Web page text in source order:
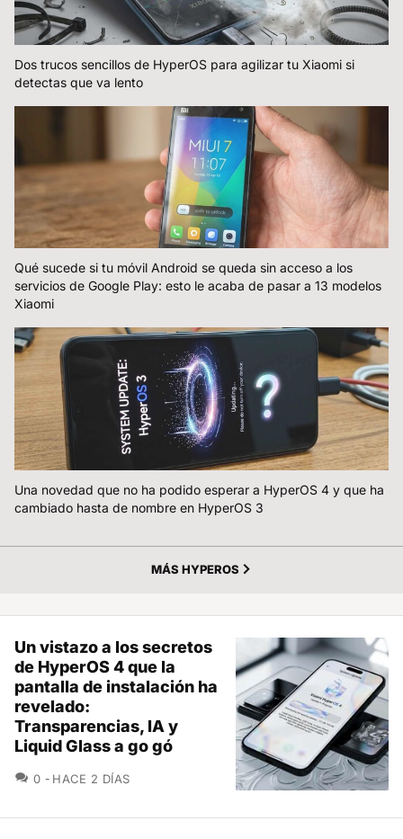
Dos trucos sencillos de HyperOS para agilizar tu Xiaomi si
detectas que va lento
Qué sucede si tu móvil Android se queda sin acceso a los
servicios de Google Play: esto le acaba de pasar a 13 modelos
Xiaomi
Una novedad que no ha podido esperar a HyperOS 4 y que ha
cambiado hasta de nombre en HyperOS 3
MÁS HYPEROS
Un vistazo a los secretos
de HyperOS 4 que la
pantalla de instalación ha
revelado:
Transparencias, IA y
Liquid Glass a go gó
0 COMENTARIOS
HACE 2 DÍAS